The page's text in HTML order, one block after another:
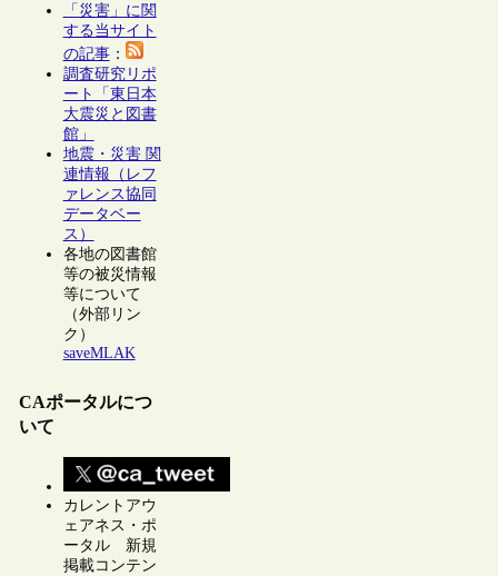
「災害」に関
する当サイト
の記事：
調査研究リポ
ート「東日本
大震災と図書
館」
地震・災害 関
連情報（レフ
ァレンス協同
データベー
ス）
各地の図書館
等の被災情報
等について
（外部リン
ク）
saveMLAK
CAポータルにつ
いて
カレントアウ
ェアネス・ポ
ータル 新規
掲載コンテン